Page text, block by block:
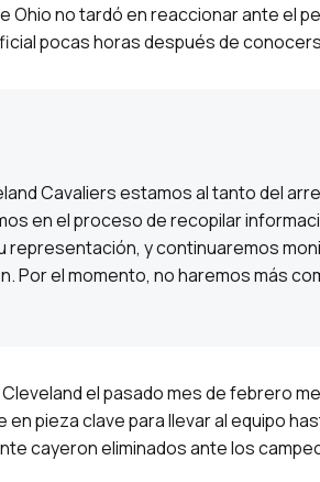
Ohio no tardó en reaccionar ante el
pocas horas después de
Cavaliers estamos al tanto del
en el proceso de recopilar
representación, y continuaremos
Por el momento, no haremos más
el pasado mes de febrero
pieza clave para llevar al equipo
cayeron eliminados ante los